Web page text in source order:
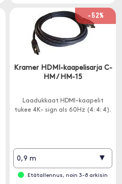
-52%
Kramer HDMI-kaapelisarja C-
HM / HM-15
Laadukkaat HDMI-kaapelit
tukee 4K- sign als 60Hz (4: 4: 4).
0,9 m ▾
Etätallennus, noin 3-8 arkisin